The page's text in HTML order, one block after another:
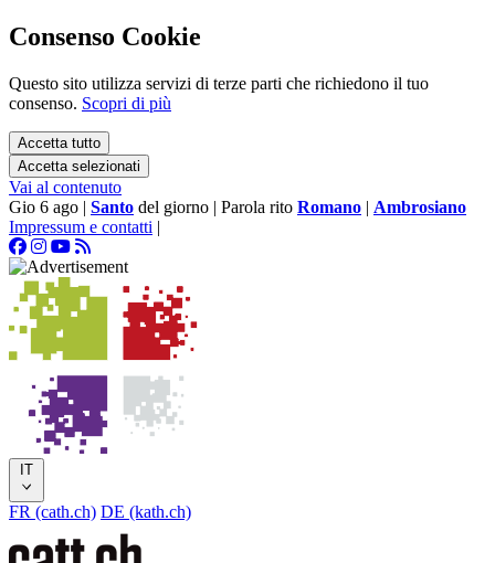
Consenso Cookie
Questo sito utilizza servizi di terze parti che richiedono il tuo
consenso. Scopri di più
Accetta tutto
Accetta selezionati
Vai al contenuto
Gio 6 ago | Santo del giorno | Parola rito Romano | Ambrosiano
Impressum e contatti |
IT
FR (cath.ch) DE (kath.ch)